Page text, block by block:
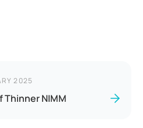
2025
Thinner NIMM